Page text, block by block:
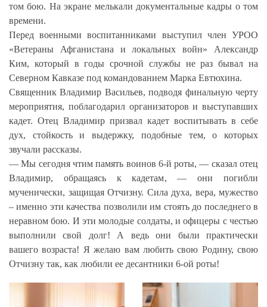
том бою. На экране мелькали документальные кадры о том
времени.
Перед военными воспитанниками выступил член УРОО
«Ветераны Афганистана и локальных войн» Александр
Ким, который в годы срочной службы не раз бывал на
Северном Кавказе под командованием Марка Евтюхина.
Священник Владимир Васильев, подводя финальную черту
мероприятия, поблагодарил организаторов и выступавших
кадет. Отец Владимир призвал кадет воспитывать в себе
дух, стойкость и выдержку, подобные тем, о которых
звучали рассказы.
— Мы сегодня чтим память воинов 6-й роты, — сказал отец
Владимир, обращаясь к кадетам, — они погибли
мученически, защищая Отчизну. Сила духа, вера, мужество
– именно эти качества позволили им стоять до последнего в
неравном бою. И эти молодые солдаты, и офицеры с честью
выполнили свой долг! А ведь они были практически
вашего возраста! Я желаю вам любить свою Родину, свою
Отчизну так, как любили ее десантники 6-ой роты!